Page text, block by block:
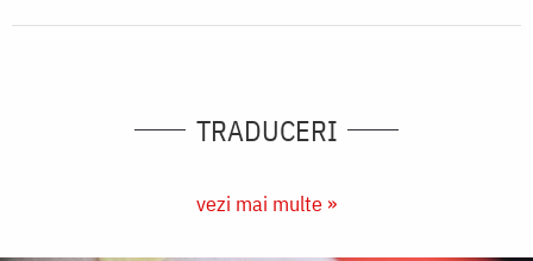
TRADUCERI
vezi mai multe »